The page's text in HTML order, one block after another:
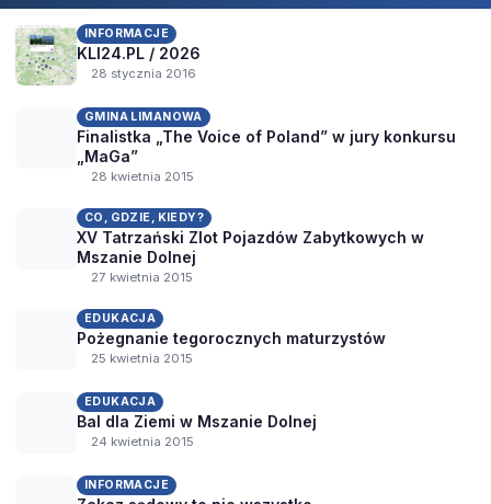
INFORMACJE
KLI24.PL / 2026
28 stycznia 2016
GMINA LIMANOWA
Finalistka „The Voice of Poland” w jury konkursu
„MaGa”
28 kwietnia 2015
CO, GDZIE, KIEDY?
XV Tatrzański Zlot Pojazdów Zabytkowych w
Mszanie Dolnej
27 kwietnia 2015
EDUKACJA
Pożegnanie tegorocznych maturzystów
25 kwietnia 2015
EDUKACJA
Bal dla Ziemi w Mszanie Dolnej
24 kwietnia 2015
INFORMACJE